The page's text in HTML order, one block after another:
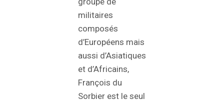
militaires
composés
d’Européens mais
aussi d’Asiatiques
et d’Africains,
François du
Sorbier est le seul